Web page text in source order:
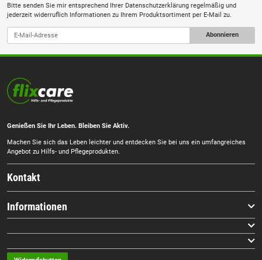
Bitte senden Sie mir entsprechend Ihrer Datenschutzerklärung regelmäßig und
jederzeit widerruflich Informationen zu Ihrem Produktsortiment per E-Mail zu.
Abonnieren
Genießen Sie Ihr Leben. Bleiben Sie Aktiv.
Machen Sie sich das Leben leichter und entdecken Sie bei uns ein umfangreiches
Angebot zu Hilfs- und Pflegeprodukten.
Kontakt
Informationen